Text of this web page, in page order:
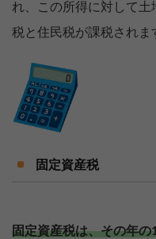
れ、この所得に対して
税と住民税が課税されま
固定資産税
固定資産税は、その年